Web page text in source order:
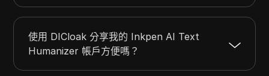
使用 DICloak 分享我的 Inkpen AI Text
Humanizer 帳戶方便嗎？